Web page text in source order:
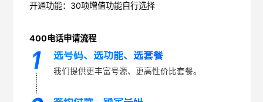
开通功能：30项增值功能自行选择
400电话申请流程
选号码、选功能、选套餐
我们提供更丰富号源、更高性价比套餐。